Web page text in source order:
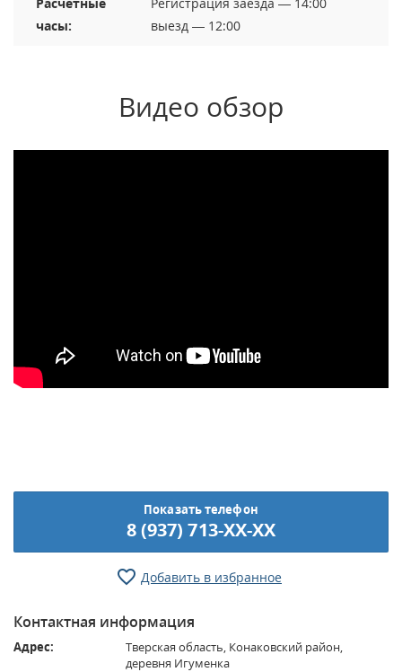
часы:
выезд — 12:00
Видео обзор
Показать телефон
8 (937) 713-XX-XX
Добавить в избранное
Контактная информация
Адрес:
Тверская область, Конаковский район,
деревня Игуменка